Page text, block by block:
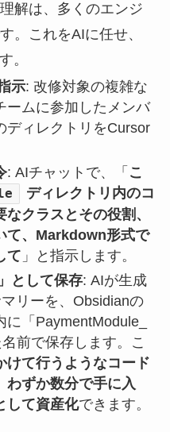
解は、多くのエンジ
。これをAIに任せ、
。
示: 改修対象の複雑な
ームに参加したメンバ
ディレクトリをCursor
: AIチャットで、「 こ
ディレクトリ内のコ
クラスとその役割、
て、Markdown形式で
て 」と指示します。
として保存: AIが生成
リーを、Obsidianの
「PaymentModule_
前で保存します。こ
けて行うようなコード
わずか数分で手に入
して資産化できます。